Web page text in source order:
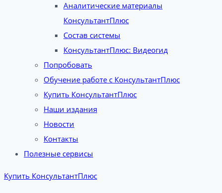
Аналитические материалы
КонсультантПлюс
Состав системы
КонсультантПлюс: Видеогид
Попробовать
Обучение работе с КонсультантПлюс
Купить КонсультантПлюс
Наши издания
Новости
Контакты
Полезные сервисы
Купить КонсультантПлюс